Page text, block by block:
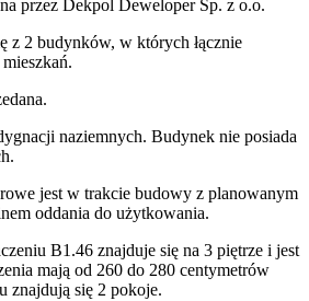
przez Dekpol Deweloper Sp. z o.o.
z 2 budynków, w których łącznie
naziemnych. Budynek nie posiada
jest w trakcie budowy z planowanym
oddania do użytkowania.
B1.46 znajduje się na 3 piętrze i jest
mają od 260 do 280 centymetrów
znajdują się 2 pokoje.